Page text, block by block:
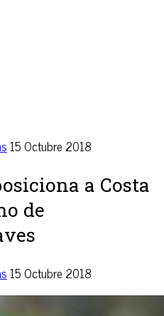
15 Octubre 2018
a Costa
de
15 Octubre 2018